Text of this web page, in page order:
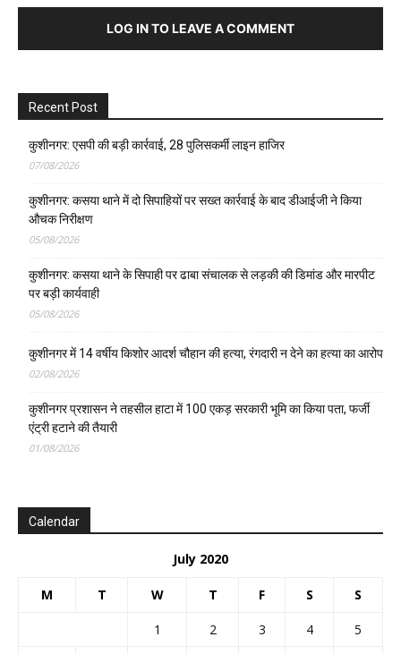
LOG IN TO LEAVE A COMMENT
Recent Post
कुशीनगर: एसपी की बड़ी कार्रवाई, 28 पुलिसकर्मी लाइन हाजिर
07/08/2026
कुशीनगर: कसया थाने में दो सिपाहियों पर सख्त कार्रवाई के बाद डीआईजी ने किया
औचक निरीक्षण
05/08/2026
कुशीनगर: कसया थाने के सिपाही पर ढाबा संचालक से लड़की की डिमांड और मारपीट
पर बड़ी कार्यवाही
05/08/2026
कुशीनगर में 14 वर्षीय किशोर आदर्श चौहान की हत्या, रंगदारी न देने का हत्या का आरोप
02/08/2026
कुशीनगर प्रशासन ने तहसील हाटा में 100 एकड़ सरकारी भूमि का किया पता, फर्जी
एंट्री हटाने की तैयारी
01/08/2026
Calendar
July 2020
M T W T F S S
1 2 3 4
5